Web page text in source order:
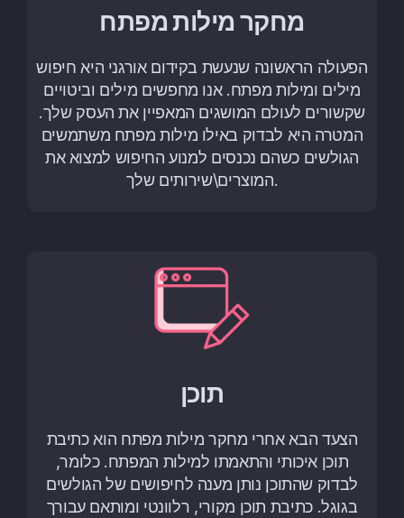
מחקר מילות מפתח
הפעולה הראשונה שנעשת בקידום אורגני היא חיפוש
מילים ומילות מפתח. אנו מחפשים מילים וביטויים
שקשורים לעולם המושגים המאפיין את העסק שלך.
המטרה היא לבדוק באילו מילות מפתח משתמשים
הגולשים כשהם נכנסים למנוע החיפוש למצוא את
המוצרים\שירותים שלך.
תוכן
הצעד הבא אחרי מחקר מילות מפתח הוא כתיבת
תוכן איכותי והתאמתו למילות המפתח. כלומר,
לבדוק שהתוכן נותן מענה לחיפושים של הגולשים
בגוגל. כתיבת תוכן מקורי, רלוונטי ומותאם עבורך